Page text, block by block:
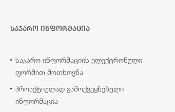
საჯარო ინფორმაცია
საჯარო ინფორმაციის ელექტრონული
ფორმით მოთხოვნა
პროაქტიულად გამოქვეყნებული
ინფორმაცია